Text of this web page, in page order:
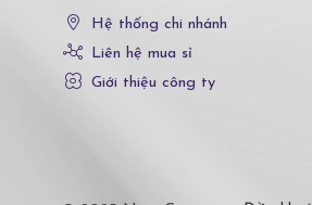
Hệ thống chi nhánh
Liên hệ mua sỉ
Giới thiệu công ty